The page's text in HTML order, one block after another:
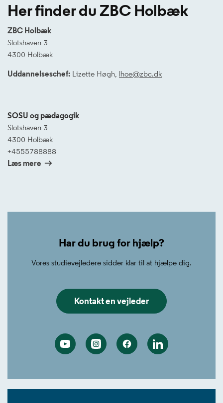
Her finder du ZBC Holbæk
ZBC Holbæk
Slotshaven 3
4300 Holbæk
Uddannelseschef: Lizette Høgh, lhoe@zbc.dk
SOSU og pædagogik
Slotshaven 3
4300 Holbæk
+4555788888
Læs mere
Har du brug for hjælp?
Vores studievejledere sidder klar til at hjælpe dig.
Kontakt en vejleder
YoutubeInstagramFacebookLinkedin